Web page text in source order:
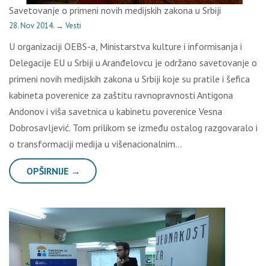
Savetovanje o primeni novih medijskih zakona u Srbiji
28. Nov 2014. → Vesti
U organizaciji OEBS-a, Ministarstva kulture i informisanja i
Delegacije EU u Srbiji u Aranđelovcu je održano savetovanje o
primeni novih medijskih zakona u Srbiji koje su pratile i šefica
kabineta poverenice za zaštitu ravnopravnosti Antigona
Andonov i viša savetnica u kabinetu poverenice Vesna
Dobrosavljević. Tom prilikom se između ostalog razgovaralo i
o transformaciji medija u višenacionalnim…
OPŠIRNIJE →